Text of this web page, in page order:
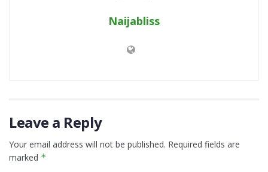
Naijabliss
Leave a Reply
Your email address will not be published. Required fields are
marked *